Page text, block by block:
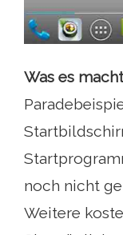
Was es
noch nicht
Weitere